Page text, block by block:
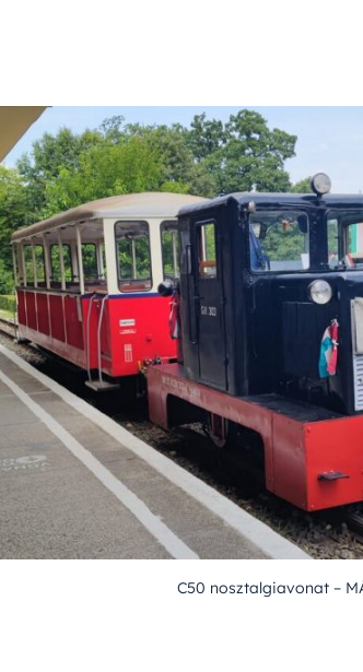
C50 nosztalgiavonat –